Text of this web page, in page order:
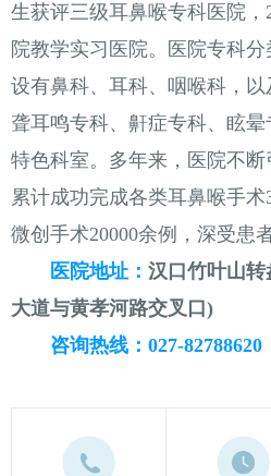
生获评三级耳鼻喉专科医院，
院教学实习医院。医院专科
设有鼻科、耳科、咽喉科，
聋耳鸣专科、鼾症专科、眩
特色科室。多年来，医院不断
累计成功完成各类耳鼻喉手
微创手术20000余例，深受患
医院地址： 汉口竹叶山转
大道与黄孝河路交叉口)
咨询热线：027-82788620